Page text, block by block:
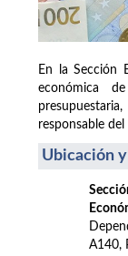
En la Sección
económica
responsable
Ubicación
A140,